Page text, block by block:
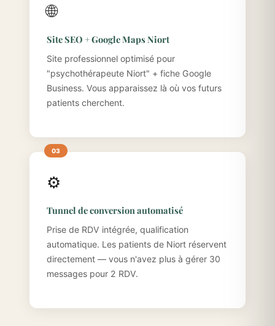
🌐
Site SEO + Google Maps Niort
Site professionnel optimisé pour
"psychothérapeute Niort" + fiche Google
Business. Vous apparaissez là où vos futurs
patients cherchent.
⚙️
Tunnel de conversion automatisé
Prise de RDV intégrée, qualification
automatique. Les patients de Niort réservent
directement — vous n'avez plus à gérer 30
messages pour 2 RDV.